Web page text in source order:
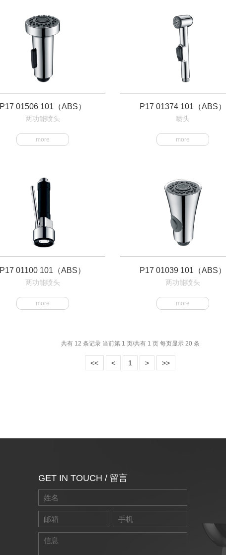
P17 01506 101（ABS）
两功能喷头
more
P17 01374 101（ABS）
喷头
more
P17 01100 101（ABS）
两功能喷头
more
P17 01039 101（ABS）
两功能喷头
more
共有 12 条记录 当前第 1 页/共有 1 页 每页显示 20 条
<< < 1 > >>
GET IN TOUCH / 留言